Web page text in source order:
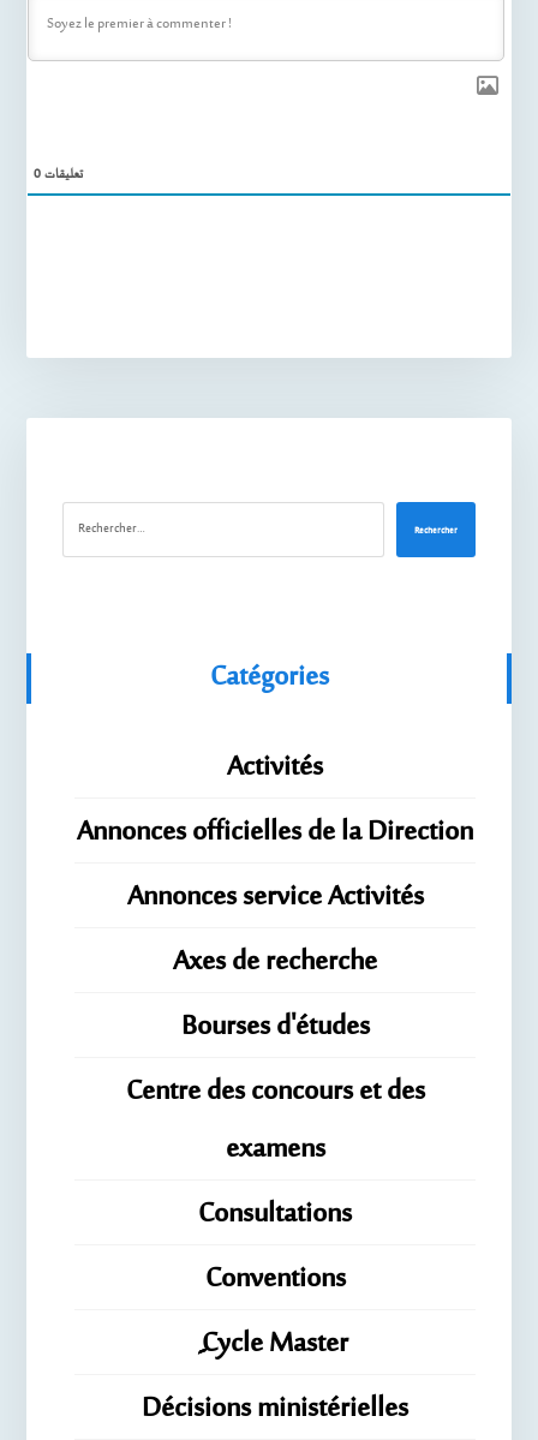
0تعليقات
Rechercher
Catégories
Activités
Annonces officielles de la Direction
Annonces service Activités
Axes de recherche
Bourses d'études
Centre des concours et des
examens
Consultations
Conventions
ِِِCycle Master
Décisions ministérielles